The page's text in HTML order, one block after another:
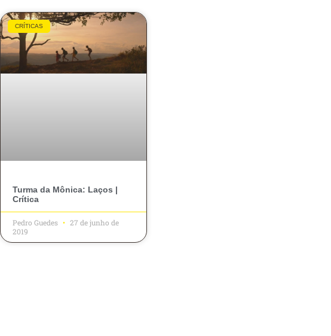
CRÍTICAS
Turma da Mônica: Laços |
Crítica
Pedro Guedes
27 de junho de
2019